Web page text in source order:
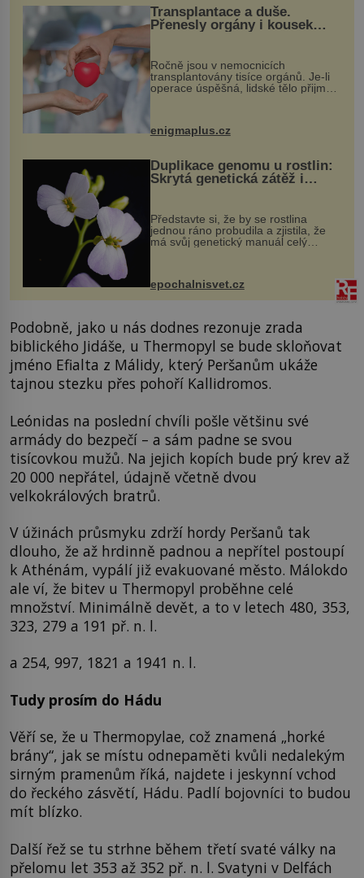
Transplantace a duše.
Přenesly orgány i kousek
Ročně jsou v nemocnicích
transplantovány tisíce orgánů. Je-li
operace úspěšná, lidské tělo přijme
enigmaplus.cz
Duplikace genomu u rostlin:
Skrytá genetická zátěž i
Představte si, že by se rostlina
jednou ráno probudila a zjistila, že
má svůj genetický manuál celý
vstupenka...
epochalnisvet.cz
Podobně, jako u nás dodnes rezonuje zrada
biblického Jidáše, u Thermopyl se bude skloňovat
jméno Efialta z Málidy, který Peršanům ukáže
tajnou stezku přes pohoří Kallidromos.
Leónidas na poslední chvíli pošle většinu své
armády do bezpečí – a sám padne se svou
tisícovkou mužů. Na jejich kopích bude prý krev až
20 000 nepřátel, údajně včetně dvou
velkokrálových bratrů.
V úžinách průsmyku zdrží hordy Peršanů tak
dlouho, že až hrdinně padnou a nepřítel postoupí
k Athénám, vypálí již evakuované město. Málokdo
ale ví, že bitev u Thermopyl proběhne celé
množství. Minimálně devět, a to v letech 480, 353,
323, 279 a 191 př. n. l.
a 254, 997, 1821 a 1941 n. l.
Tudy prosím do Hádu
Věří se, že u Thermopylae, což znamená „horké
brány“, jak se místu odnepaměti kvůli nedalekým
sirným pramenům říká, najdete i jeskynní vchod
do řeckého zásvětí, Hádu. Padlí bojovníci to budou
mít blízko.
Další řež se tu strhne během třetí svaté války na
přelomu let 353 až 352 př. n. l. Svatyni v Delfách